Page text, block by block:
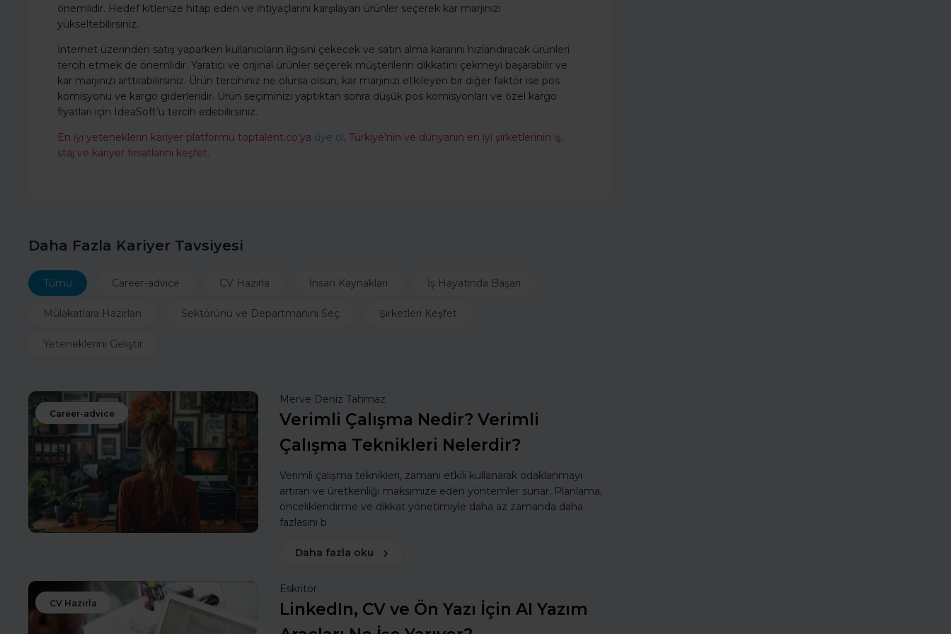
önemlidir. Hedef kitlenize hitap eden ve ihtiyaçlarını karşılayan ürünler seçerek kar marjınızı
yükseltebilirsiniz.
İnternet üzerinden satış yaparken kullanıcıların ilgisini çekecek ve satın alma kararını hızlandıracak ürünleri
tercih etmek de önemlidir. Yaratıcı ve orijinal ürünler seçerek müşterilerin dikkatini çekmeyi başarabilir ve
kar marjınızı arttırabilirsiniz. Ürün tercihiniz ne olursa olsun, kar marjınızı etkileyen bir diğer faktör ise pos
komisyonu ve kargo giderleridir. Ürün seçiminizi yaptıktan sonra düşük pos komisyonları ve özel kargo
fiyatları için IdeaSoft’u tercih edebilirsiniz.
En iyi yeteneklerin kariyer platformu toptalent.co'ya üye ol, Türkiye'nin ve dünyanın en iyi şirketlerinin iş,
staj ve kariyer fırsatlarını keşfet.
Daha Fazla Kariyer Tavsiyesi
Tümü Career-advice CV Hazırla İnsan Kaynakları İş Hayatında Başarı
Mülakatlara Hazırlan Sektörünü ve Departmanını Seç Şirketleri Keşfet
Yeteneklerini Geliştir
Career-advice
Merve Deniz Tahmaz
Verimli Çalışma Nedir? Verimli
Çalışma Teknikleri Nelerdir?
Verimli çalışma teknikleri, zamanı etkili kullanarak odaklanmayı
artıran ve üretkenliği maksimize eden yöntemler sunar. Planlama,
önceliklendirme ve dikkat yönetimiyle daha az zamanda daha
fazlasını b
Daha fazla oku
CV Hazırla
Eskritor
LinkedIn, CV ve Ön Yazı İçin AI Yazım